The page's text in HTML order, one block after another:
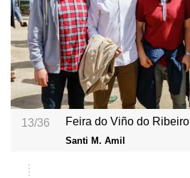
13/36 Feira do Viño do Ribeiro
Santi M. Amil